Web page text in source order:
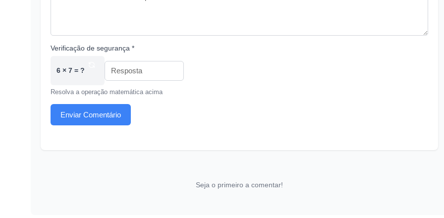
Verificação de segurança *
6 × 7 = ?
Resolva a operação matemática acima
Enviar Comentário
Seja o primeiro a comentar!